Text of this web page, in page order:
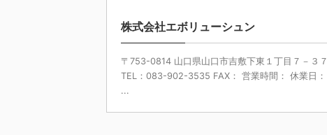
株式会社エボリューシュン
〒753-0814 山口県山口市吉敷下東１丁目７－３７
TEL：083-902-3535 FAX： 営業時間： 休業日：
...